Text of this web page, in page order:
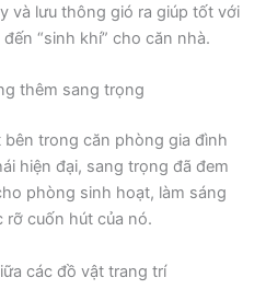
và lưu thông gió ra giúp tốt với
“sinh khí” cho căn nhà.
thêm sang trọng
trong căn phòng gia đình
hiện đại, sang trọng đã đem
phòng sinh hoạt, làm sáng
cuốn hút của nó.
các đồ vật trang trí